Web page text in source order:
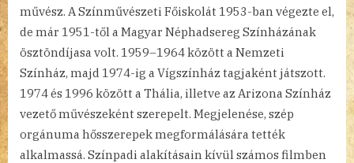
művész. A Színművészeti Főiskolát 1953-ban végezte el,
de már 1951-től a Magyar Néphadsereg Színházának
ösztöndíjasa volt. 1959–1964 között a Nemzeti
Színház, majd 1974-ig a Vígszínház tagjaként játszott.
1974 és 1996 között a Thália, illetve az Arizona Színház
vezető művészeként szerepelt. Megjelenése, szép
orgánuma hősszerepek megformálására tették
alkalmassá. Színpadi alakításain kívül számos filmben